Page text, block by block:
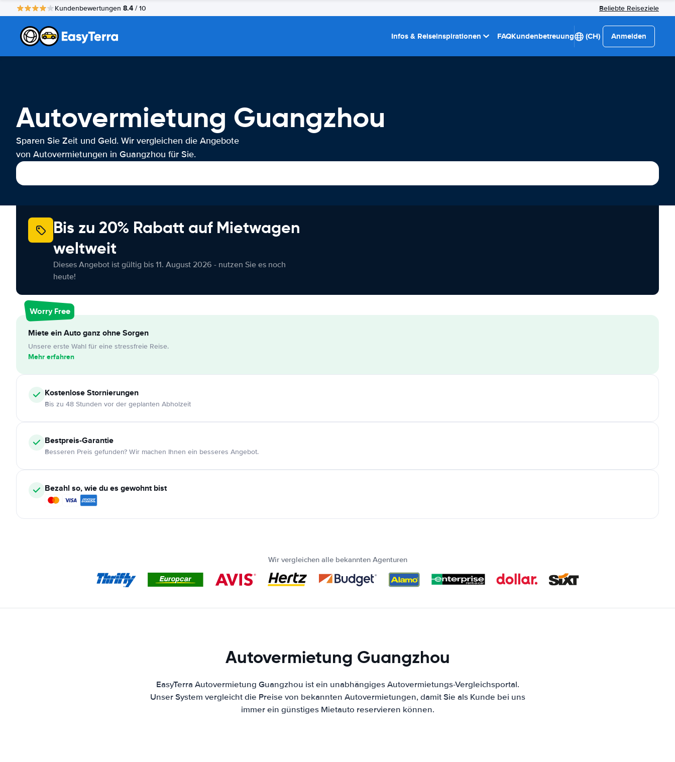
Kundenbewertungen 8.4 / 10 Beliebte Reiseziele
Infos & Reiseinspirationen FAQKundenbetreuung (CH) Anmelden
Autovermietung Guangzhou
Sparen Sie Zeit und Geld. Wir vergleichen die Angebote
von Autovermietungen in Guangzhou für Sie.
Bis zu 20% Rabatt auf Mietwagen
weltweit
Dieses Angebot ist gültig bis 11. August 2026 - nutzen Sie es noch
heute!
Worry Free
Miete ein Auto ganz ohne Sorgen
Unsere erste Wahl für eine stressfreie Reise.
Mehr erfahren
KostenloseStornierungen
Bis zu 48 Stunden vor der geplanten Abholzeit
Bestpreis-Garantie
Besseren Preis gefunden? Wir machen Ihnen ein besseres Angebot.
Bezahl so, wie du es gewohnt bist
Wir vergleichen alle bekannten Agenturen
Autovermietung Guangzhou
EasyTerra Autovermietung Guangzhou ist ein unabhängiges Autovermietungs-Vergleichsportal.
Unser System vergleicht die Preise von bekannten Autovermietungen, damit Sie als Kunde bei uns
immer ein günstiges Mietauto reservieren können.